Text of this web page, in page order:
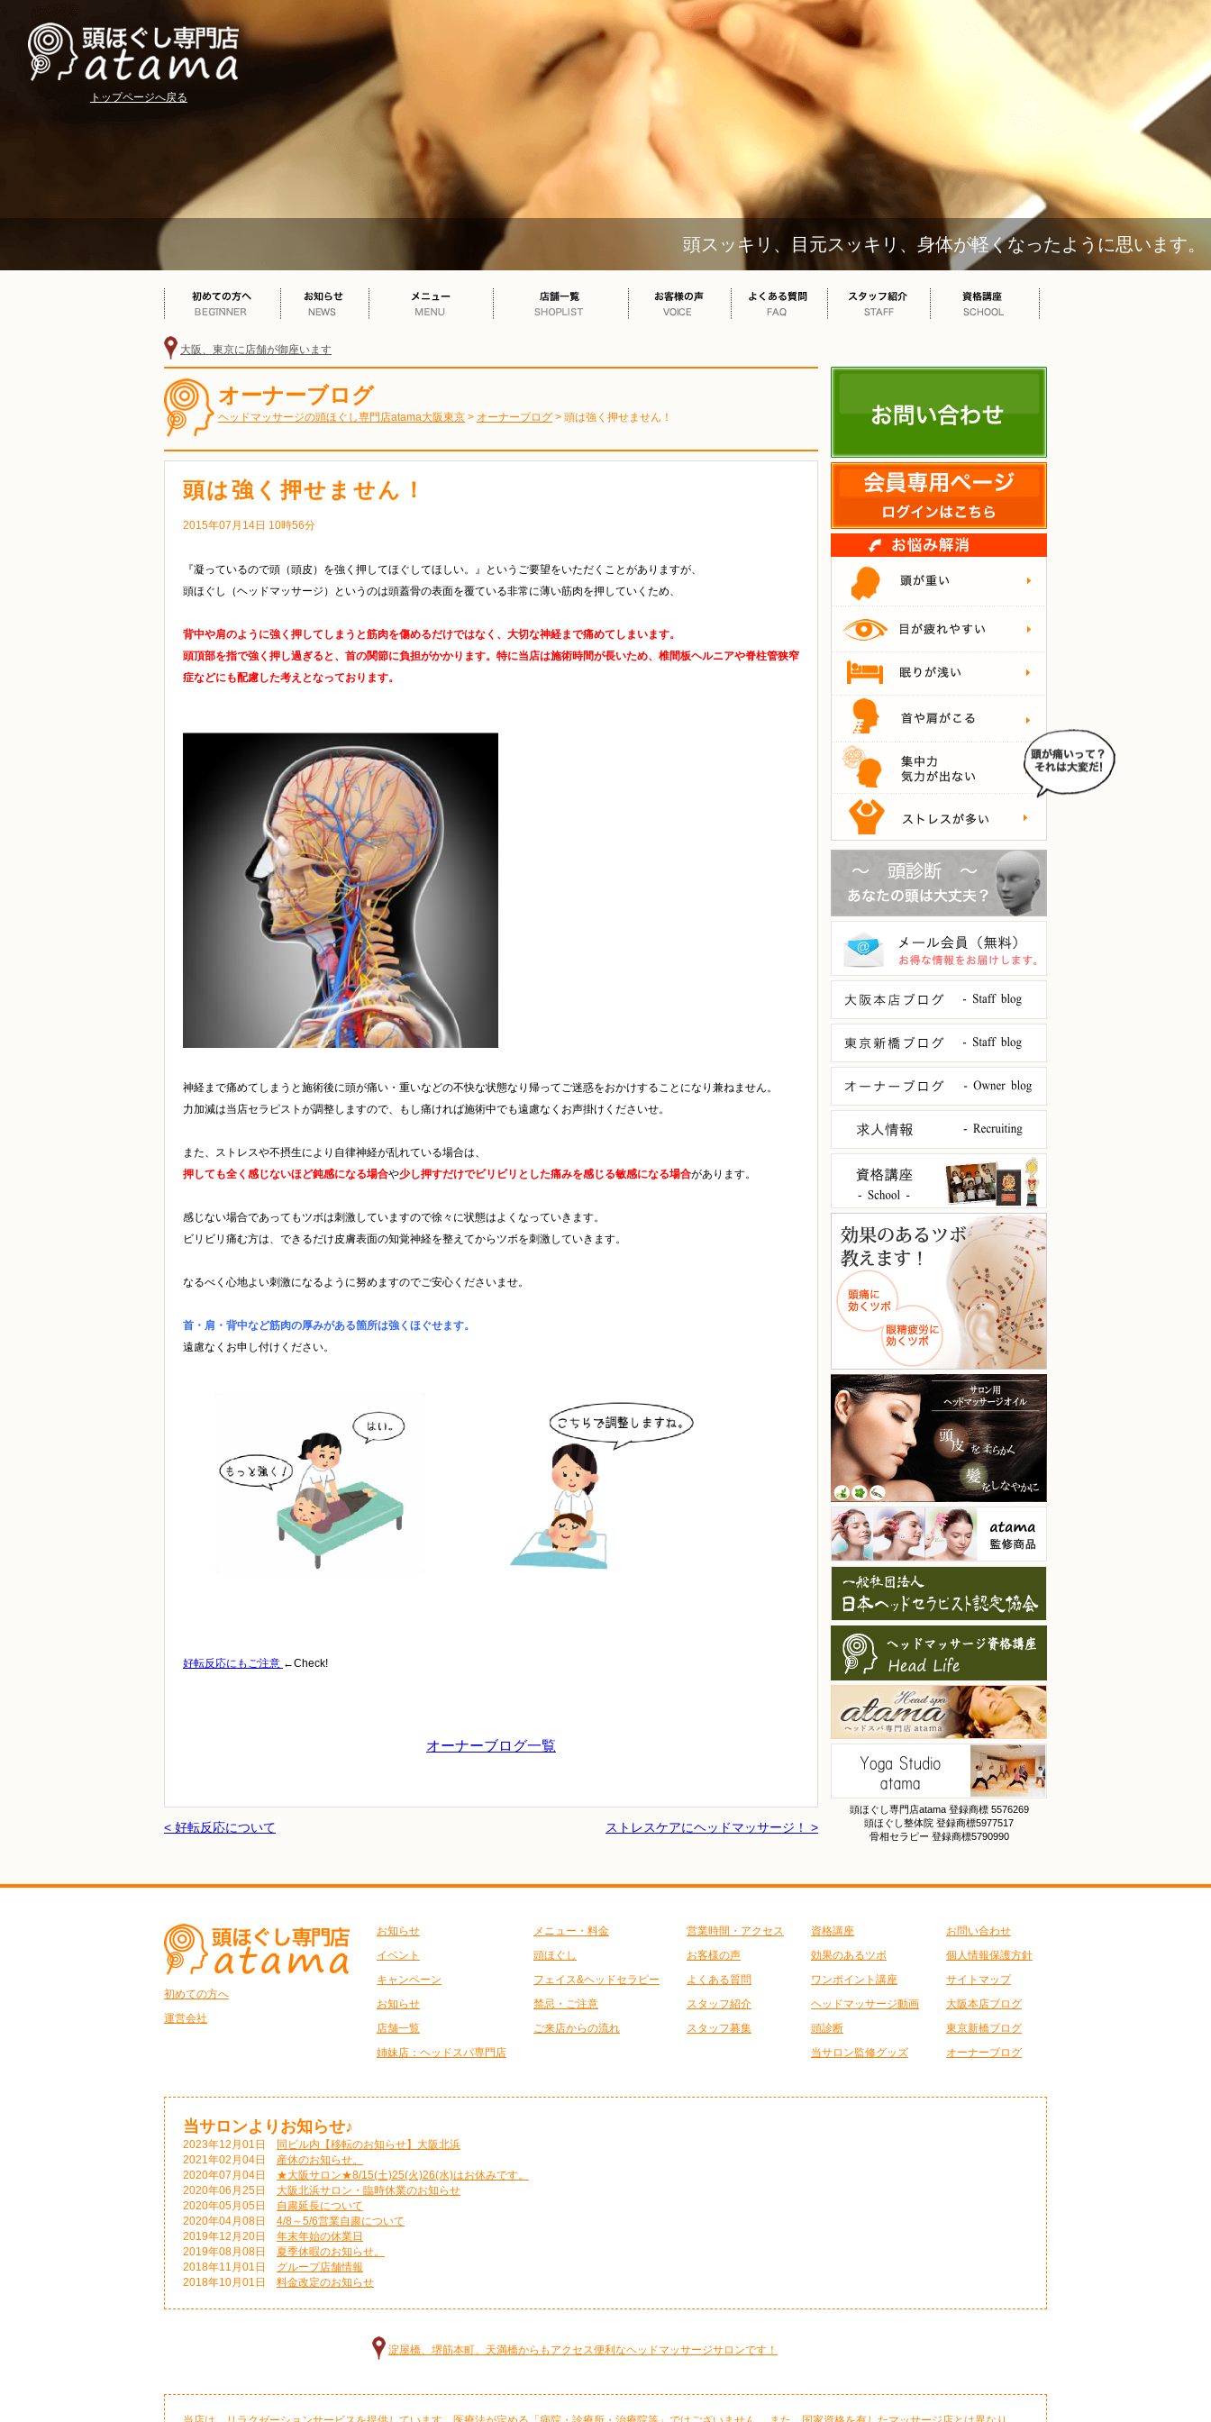
トップページへ戻る
頭スッキリ、目元スッキリ、身体が軽くなったように思います。（女
大阪、東京に店舗が御座います
オーナーブログ
ヘッドマッサージの頭ほぐし専門店atama大阪東京 > オーナーブログ > 頭は強く押せません！
頭は強く押せません！
2015年07月14日 10時56分
『凝っているので頭（頭皮）を強く押してほぐしてほしい。』というご要望をいただくことがありますが、
頭ほぐし（ヘッドマッサージ）というのは頭蓋骨の表面を覆ている非常に薄い筋肉を押していくため、
背中や肩のように強く押してしまうと筋肉を傷めるだけではなく、大切な神経まで痛めてしまいます。
頭頂部を指で強く押し過ぎると、首の関節に負担がかかります。特に当店は施術時間が長いため、椎間板ヘルニアや脊柱管狭窄
症などにも配慮した考えとなっております。
神経まで痛めてしまうと施術後に頭が痛い・重いなどの不快な状態なり帰ってご迷惑をおかけすることになり兼ねません。
力加減は当店セラピストが調整しますので、もし痛ければ施術中でも遠慮なくお声掛けくださいせ。
また、ストレスや不摂生により自律神経が乱れている場合は、
押しても全く感じないほど鈍感になる場合や少し押すだけでビリビリとした痛みを感じる敏感になる場合があります。
感じない場合であってもツボは刺激していますので徐々に状態はよくなっていきます。
ビリビリ痛む方は、できるだけ皮膚表面の知覚神経を整えてからツボを刺激していきます。
なるべく心地よい刺激になるように努めますのでご安心くださいませ。
首・肩・背中など筋肉の厚みがある箇所は強くほぐせます。
遠慮なくお申し付けください。
好転反応にもご注意 ←Check!
オーナーブログ一覧
< 好転反応について ストレスケアにヘッドマッサージ！ >
頭ほぐし専門店atama 登録商標 5576269
頭ほぐし整体院 登録商標5977517
骨相セラピー 登録商標5790990
初めての方へ
運営会社
お知らせ
イベント
キャンペーン
お知らせ
店舗一覧
姉妹店：ヘッドスパ専門店
メニュー・料金
頭ほぐし
フェイス&ヘッドセラピー
禁忌・ご注意
ご来店からの流れ
営業時間・アクセス
お客様の声
よくある質問
スタッフ紹介
スタッフ募集
資格講座
効果のあるツボ
ワンポイント講座
ヘッドマッサージ動画
頭診断
当サロン監修グッズ
お問い合わせ
個人情報保護方針
サイトマップ
大阪本店ブログ
東京新橋ブログ
オーナーブログ
当サロンよりお知らせ♪
2023年12月01日
同ビル内【移転のお知らせ】大阪北浜
2021年02月04日 産休のお知らせ。
2020年07月04日 ★大阪サロン★8/15(土)25(火)26(水)はお休みです。
2020年06月25日 大阪北浜サロン・臨時休業のお知らせ
2020年05月05日 自粛延長について
2020年04月08日 4/8～5/6営業自粛について
2019年12月20日 年末年始の休業日
2019年08月08日 夏季休暇のお知らせ。
2018年11月01日 グループ店舗情報
2018年10月01日 料金改定のお知らせ
淀屋橋、堺筋本町、天満橋からもアクセス便利なヘッドマッサージサロンです！